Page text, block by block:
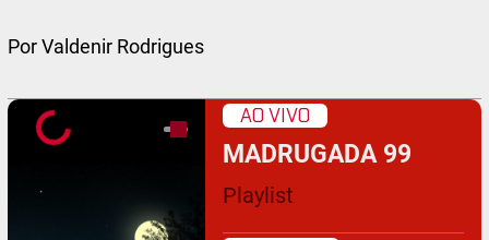
Por Valdenir Rodrigues
AO VIVO
MADRUGADA 99
Playlist